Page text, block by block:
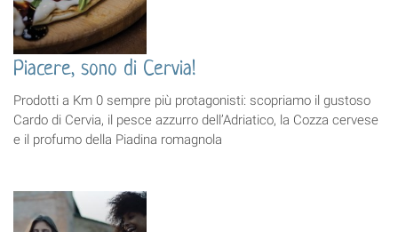
Piacere, sono di Cervia!
Prodotti a Km 0 sempre più protagonisti: scopriamo il gustoso
Cardo di Cervia, il pesce azzurro dell’Adriatico, la Cozza cervese
e il profumo della Piadina romagnola